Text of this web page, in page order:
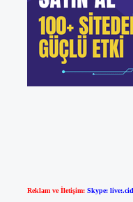
Reklam ve İletişim: Skype: